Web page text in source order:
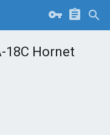
18C Hornet